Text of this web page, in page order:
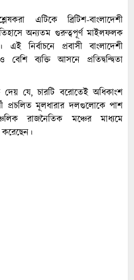
এটিকে ব্রিটিশ-বাংলাদেশী
অন্যতম গুরুত্বপূর্ণ মাইলফলক
নির্বাচনে প্রবাসী বাংলাদেশী
ব্যক্তি আসনে প্রতিদ্বন্দ্বিতা
দেয় যে, চারটি বরোতেই অধিকাংশ
প্রচলিত মূলধারার দলগুলোকে পাশ
রাজনৈতিক মঞ্চের মাধ্যমে